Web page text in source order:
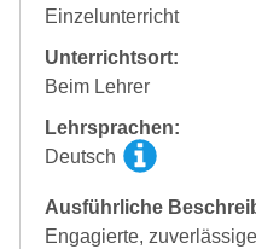
Einzelunterricht
Unterrichtsort:
Beim Lehrer
Lehrsprachen:
Deutsch
Ausführliche
Engagierte,